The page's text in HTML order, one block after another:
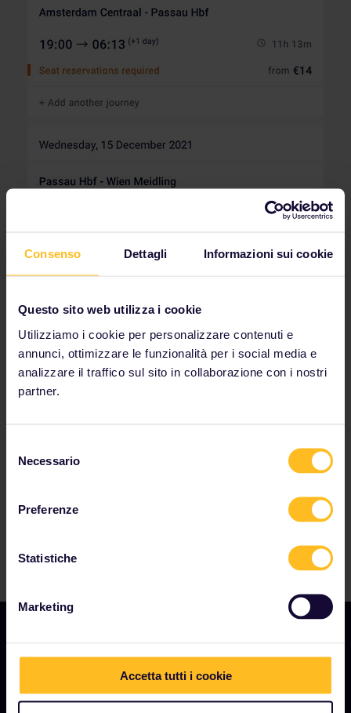
Consenso Dettagli Informazioni sui cookie
Questo sito web utilizza i cookie
Utilizziamo i cookie per personalizzare contenuti e
annunci, ottimizzare le funzionalità per i social media e
analizzare il traffico sul sito in collaborazione con i nostri
partner.
delNecessario
Preferenze
Statistiche
Marketing
Accetta tutti i cookie